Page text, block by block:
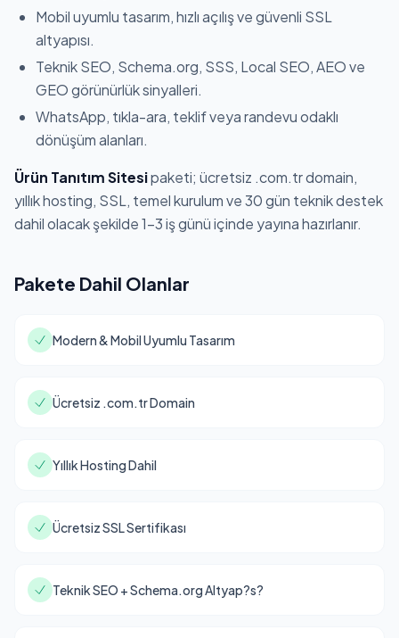
Mobil uyumlu tasarım, hızlı açılış ve güvenli SSL
altyapısı.
Teknik SEO, Schema.org, SSS, Local SEO, AEO ve
GEO görünürlük sinyalleri.
WhatsApp, tıkla-ara, teklif veya randevu odaklı
dönüşüm alanları.
Ürün Tanıtım Sitesipaketi; ücretsiz .com.tr domain,
yıllık hosting, SSL, temel kurulum ve 30 gün teknik destek
dahil olacak şekilde 1-3 iş günü içinde yayına hazırlanır.
Pakete Dahil Olanlar
Modern & Mobil Uyumlu Tasarım
Ücretsiz .com.tr Domain
Yıllık Hosting Dahil
Ücretsiz SSL Sertifikası
Teknik SEO + Schema.org Altyap?s?